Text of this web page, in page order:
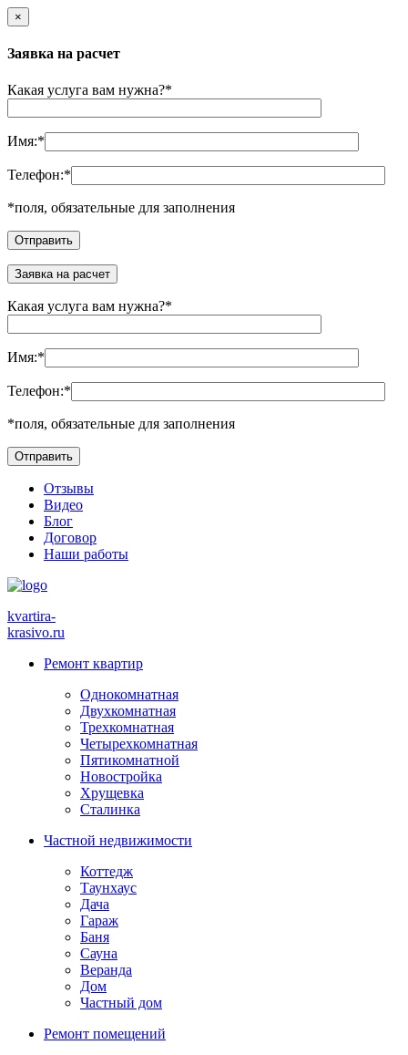
×
Заявка на расчет
Какая услуга вам нужна?*
Имя:*
Телефон:*
*поля, обязательные для заполнения
Заявка на расчет
Какая услуга вам нужна?*
Имя:*
Телефон:*
*поля, обязательные для заполнения
Отзывы
Видео
Блог
Договор
Наши работы
kvartira-
krasivo.ru
Ремонт квартир
Однокомнатная
Двухкомнатная
Трехкомнатная
Четырехкомнатная
Пятикомнатной
Новостройка
Хрущевка
Сталинка
Частной недвижимости
Коттедж
Таунхаус
Дача
Гараж
Баня
Сауна
Веранда
Дом
Частный дом
Ремонт помещений